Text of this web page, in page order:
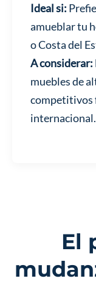
Ideal si:
amueblar tu
o Costa del
A considerar:
muebles de
competitivos
internacional.
El